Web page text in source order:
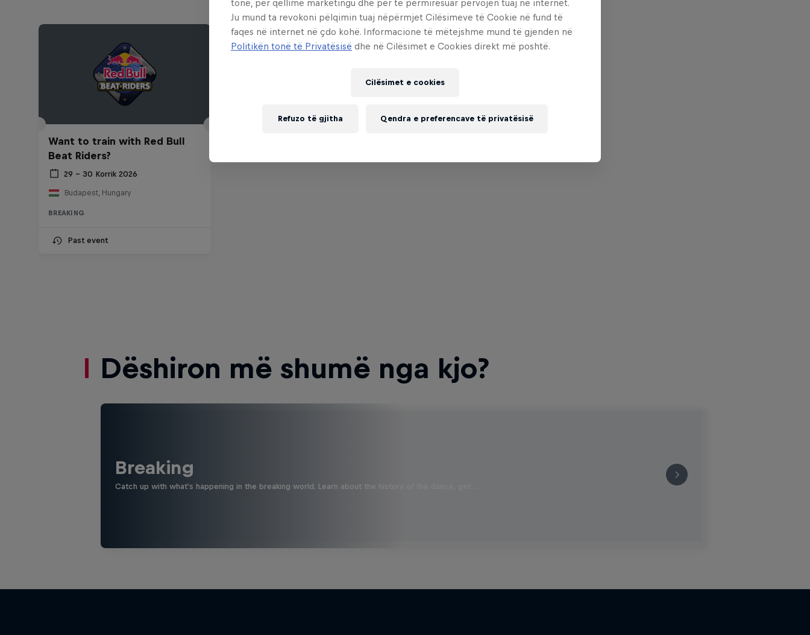
Want to train with Red Bull
Beat Riders?
29 – 30 Korrik 2026
Budapest, Hungary
BREAKING
Past event
Dëshiron më shumë nga kjo?
Breaking
Catch up with what's happening in the breaking world. Learn about the history of the dance, get …
tonë, për qëllime marketingu dhe për të përmirësuar përvojën tuaj në internet.
Ju mund ta revokoni pëlqimin tuaj nëpërmjet Cilësimeve të Cookie në fund të
faqes në internet në çdo kohë. Informacione të mëtejshme mund të gjenden në
Politikën tonë të Privatësisë dhe në Cilësimet e Cookies direkt më poshtë.
Cilësimet e cookies
Refuzo të gjitha Qendra e preferencave të privatësisë